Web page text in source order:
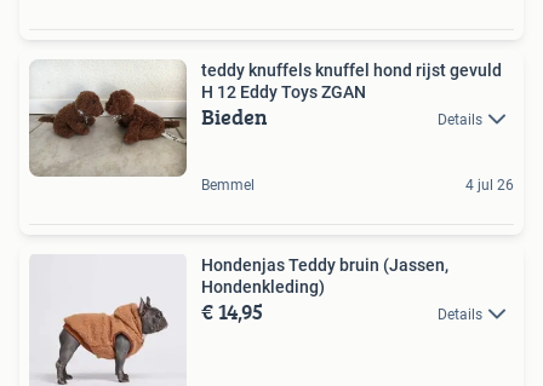
teddy knuffels knuffel hond rijst gevuld
H 12 Eddy Toys ZGAN
Bieden Details
Bemmel 4 jul 26
Hondenjas Teddy bruin (Jassen,
Hondenkleding)
€ 14,95 Details